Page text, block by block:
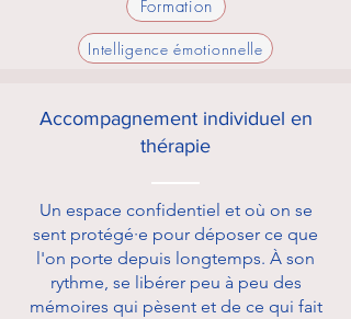
Formation
Intelligence émotionnelle
Accompagnement individuel en
thérapie
Un espace confidentiel et où on se
sent protégé·e pour déposer ce que
l'on porte depuis longtemps. À son
rythme, se libérer peu à peu des
mémoires qui pèsent et de ce qui fait